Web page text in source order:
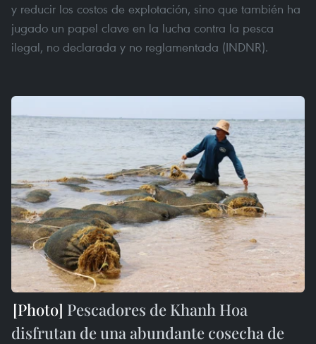
y reducir los costos de explotación, sino que también ha
jugado un papel clave en la lucha contra la pesca
ilegal, no declarada y no reglamentada (INDNR).
Pescadores de Khanh Hoa
disfrutan de una abundante cosecha de